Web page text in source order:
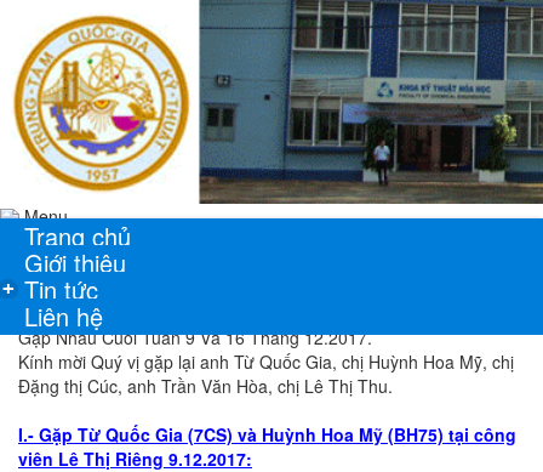
Menu
Trang chủ
Giới thiệu
+ Tin tức
Liên hệ
Gặp Nhau Cuối Tuần 9 Và 16 Tháng 12.2017.
Kính mời Quý vị gặp lại anh Từ Quốc Gia, chị Huỳnh Hoa Mỹ, chị
Đặng thị Cúc, anh Trần Văn Hòa, chị Lê Thị Thu.
I.- Gặp Từ Quốc Gia (7CS) và Huỳnh Hoa Mỹ (BH75) tại công
viên Lê Thị Riêng 9.12.2017: